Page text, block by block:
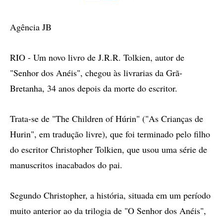
Agência JB
RIO - Um novo livro de J.R.R. Tolkien, autor de
"Senhor dos Anéis", chegou às livrarias da Grã-
Bretanha, 34 anos depois da morte do escritor.
Trata-se de "The Children of Húrin" ("As Crianças de
Hurin", em tradução livre), que foi terminado pelo filho
do escritor Christopher Tolkien, que usou uma série de
manuscritos inacabados do pai.
Segundo Christopher, a história, situada em um período
muito anterior ao da trilogia de "O Senhor dos Anéis",